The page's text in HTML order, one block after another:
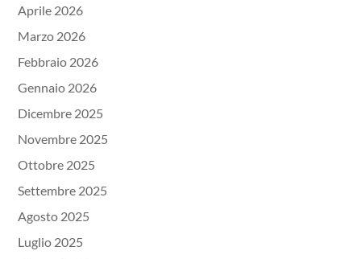
Aprile 2026
Marzo 2026
Febbraio 2026
Gennaio 2026
Dicembre 2025
Novembre 2025
Ottobre 2025
Settembre 2025
Agosto 2025
Luglio 2025